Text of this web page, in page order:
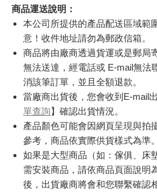
商品運送說明：
本公司所提供的產品配送區域範
意！收件地址請勿為郵政信箱。
商品將由廠商透過貨運或是郵局
無法送達，經電話或 E-mail無法
消該筆訂單，並且全額退款。
當廠商出貨後，您會收到E-mail
單查詢】確認出貨情況。
產品顏色可能會因網頁呈現與拍
參考，商品依實際供貨樣式為準。
如果是大型商品（如：傢俱、床
需安裝商品，請依商品頁面說明
後，出貨廠商將會和您聯繫確認